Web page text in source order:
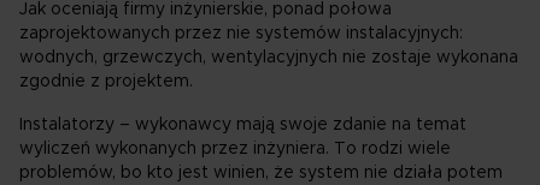
Jak oceniają firmy inżynierskie, ponad połowa
zaprojektowanych przez nie systemów instalacyjnych:
wodnych, grzewczych, wentylacyjnych nie zostaje wykonana
zgodnie z projektem.
Instalatorzy – wykonawcy mają swoje zdanie na temat
wyliczeń wykonanych przez inżyniera. To rodzi wiele
problemów, bo kto jest winien, że system nie działa potem